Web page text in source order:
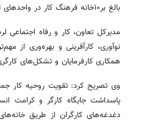
بالغ بر۱۰خانه فرهنگ کار در واحدهای تولیدی، صنعتی و خدماتی دارای بیش از ۵۰ نیروی کار ایجاد شده است.
مدیرکل تعاون، کار و رفاه اجتماعی
نوآوری، کارآفرینی و بهره‌وری از
همکاری کارفرمایان و تشکل‌های
وی تصریح کرد: تقویت روحیه کار
پاسداشت جایگاه کارگر و کرامت
دغدغه‌های کارگران از طریق